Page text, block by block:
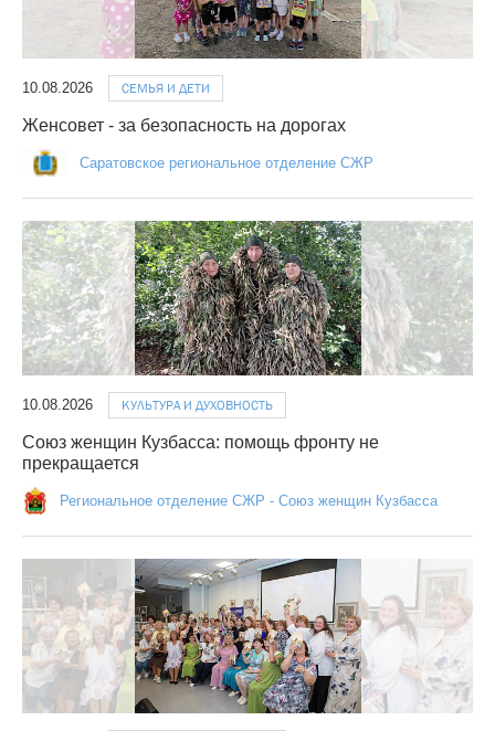
10.08.2026 СЕМЬЯ И ДЕТИ
Женсовет - за безопасность на дорогах
Саратовское региональное отделение СЖР
10.08.2026 КУЛЬТУРА И ДУХОВНОСТЬ
Союз женщин Кузбасса: помощь фронту не
прекращается
Региональное отделение СЖР - Союз женщин Кузбасса